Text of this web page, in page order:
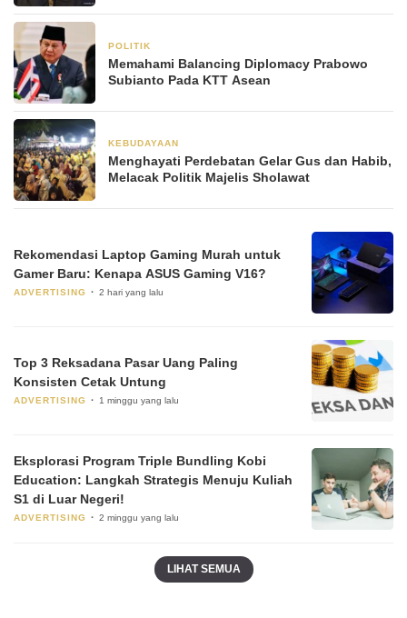
POLITIK
Memahami Balancing Diplomacy Prabowo
Subianto Pada KTT Asean
KEBUDAYAAN
Menghayati Perdebatan Gelar Gus dan Habib,
Melacak Politik Majelis Sholawat
Rekomendasi Laptop Gaming Murah untuk
Gamer Baru: Kenapa ASUS Gaming V16?
ADVERTISING 2 hari yang lalu
Top 3 Reksadana Pasar Uang Paling
Konsisten Cetak Untung
ADVERTISING 1 minggu yang lalu
Eksplorasi Program Triple Bundling Kobi
Education: Langkah Strategis Menuju Kuliah
S1 di Luar Negeri!
ADVERTISING 2 minggu yang lalu
LIHAT SEMUA